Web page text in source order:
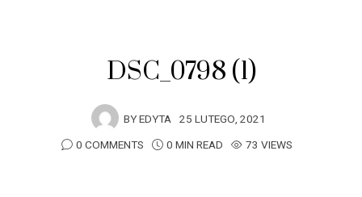
DSC_0798 (1)
BYEDYTA 25 LUTEGO, 2021
0 COMMENTS
0 MIN READ 73 VIEWS